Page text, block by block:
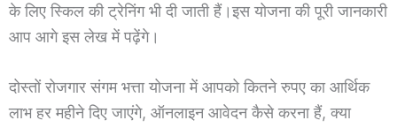
के लिए स्किल की ट्रेनिंग भी दी जाती हैं।इस योजना की पूरी जानकारी
आप आगे इस लेख में पढ़ेंगे।
दोस्तों रोजगार संगम भत्ता योजना में आपको कितने रुपए का आर्थिक
लाभ हर महीने दिए जाएंगे, ऑनलाइन आवेदन कैसे करना हैं, क्या